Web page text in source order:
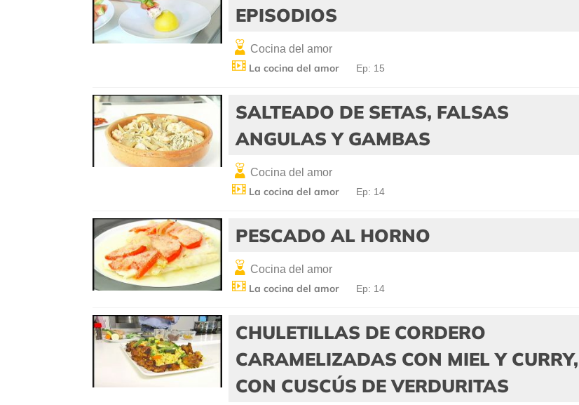
EPISODIOS
Cocina del amor
La cocina del amor Ep: 15
SALTEADO DE SETAS, FALSAS
ANGULAS Y GAMBAS
Cocina del amor
La cocina del amor Ep: 14
PESCADO AL HORNO
Cocina del amor
La cocina del amor Ep: 14
CHULETILLAS DE CORDERO
CARAMELIZADAS CON MIEL Y CURRY,
CON CUSCÚS DE VERDURITAS